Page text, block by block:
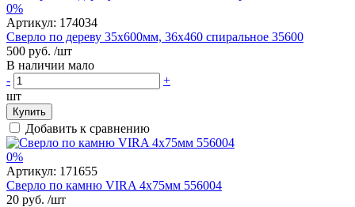
0%
Артикул: 174034
Сверло по дереву 35х600мм, 36х460 спиральное 35600
500 руб. /шт
В наличии мало
-
+
шт
Купить
Добавить к сравнению
0%
Артикул: 171655
Сверло по камню VIRA 4х75мм 556004
20 руб. /шт